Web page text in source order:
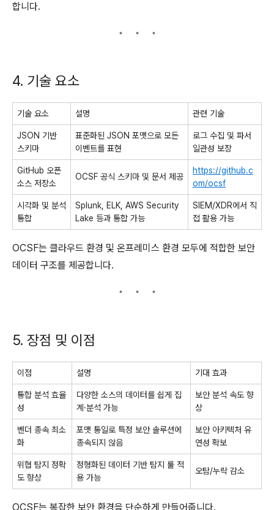
합니다.
4. 기술 요소
기술 요소 설명 관련 기술
JSON 기반
스키마
표준화된 JSON 포맷으로 모든
이벤트를 표현
로그 수집 및 파서
일관성 보장
GitHub 오픈
소스 저장소
OCSF 공식 스키마 및 문서 제공
https://github.c
om/ocsf
시각화 및 분석
통합
Splunk, ELK, AWS Security
Lake 등과 통합 가능
SIEM/XDR에서 직
접 활용 가능
OCSF는 클라우드 환경 및 온프레미스 환경 모두에 적합한 보안
데이터 구조를 제공합니다.
5. 장점 및 이점
이점 설명 기대 효과
통합 분석 효율
성
다양한 소스의 데이터를 쉽게 집
계·분석 가능
보안 분석 속도 향
상
벤더 종속 최소
화
포맷 통일로 특정 보안 솔루션에
종속되지 않음
보안 아키텍처 유
연성 확보
위협 탐지 정확
도 향상
정형화된 데이터 기반 탐지 룰 적
용 가능
오탐/누락 감소
OCSF는 복잡한 보안 환경을 단순하게 만들어줍니다.